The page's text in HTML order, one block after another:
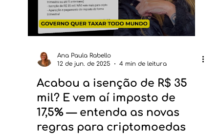
Ana Paula Rabello
12 de jun. de 2025
4 min de leitura
Acabou a isenção de R$ 35
mil? E vem aí imposto de
17,5% — entenda as novas
regras para criptomoedas